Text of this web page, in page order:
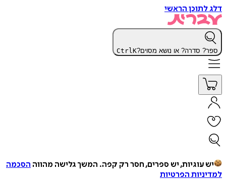
הראשי
סדרה? או נושא מסוים? CtrlK
עוגיות, יש ספרים, חסר רק קפה. המשך גלישה מהווההסכמה
הפרטיות